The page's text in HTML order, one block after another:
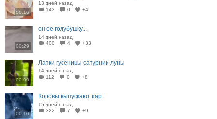
00:16
13 дней назад
143
0 +4
00:29
он ее голубушку...
14 дней назад
400
4 +33
00:06
Лапки гусеницы сатурнии луны
14 дней назад
112
0 +8
00:10
Коровы выпускают пар
15 дней назад
322
7 +9